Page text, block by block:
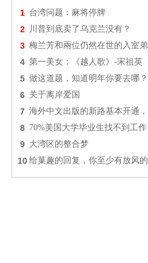
1 台湾问题：麻将停牌
2 川普到底卖了乌克兰没有？
3 梅兰芳和兩位仍然在世的入室弟
4 第一美女：《越人歌》-宋祖英
5 做这道题，知道明年你要去哪？
6 关于离岸爱国
7 海外中文出版的新路基本开通，
8 70%美国大学毕业生找不到工作
9 大湾区的整合梦
10 给菓趣的回复，你至少有放风的